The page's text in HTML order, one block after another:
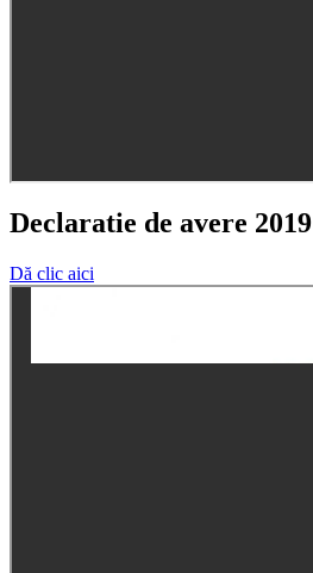
Declaratie de avere 2019
Dă clic aici